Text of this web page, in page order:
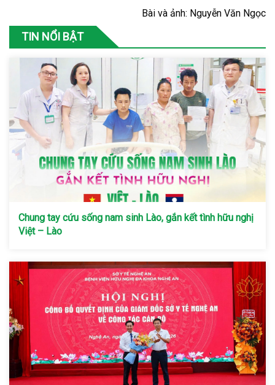
Bài và ảnh: Nguyễn Văn Ngọc
TIN NỔI BẬT
Chung tay cứu sống nam sinh Lào, gắn kết tình hữu nghị
Việt – Lào